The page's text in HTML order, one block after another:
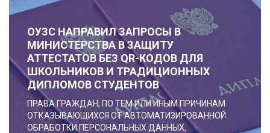
ОУЗС НАПРАВИЛ ЗАПРОСЫ В
МИНИСТЕРСТВА В ЗАЩИТУ
АТТЕСТАТОВ БЕЗ QR-КОДОВ ДЛЯ
ШКОЛЬНИКОВ И ТРАДИЦИОННЫХ
ДИПЛОМОВ СТУДЕНТОВ
ПРАВА ГРАЖДАН, ПО ТЕМ ИЛИ ИНЫМ ПРИЧИНАМ
ОТКАЗЫВАЮЩИХСЯ ОТ АВТОМАТИЗИРОВАННОЙ
ОБРАБОТКИ ПЕРСОНАЛЬНЫХ ДАННЫХ,